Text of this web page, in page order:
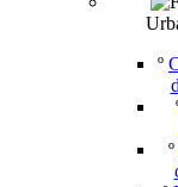
º
º